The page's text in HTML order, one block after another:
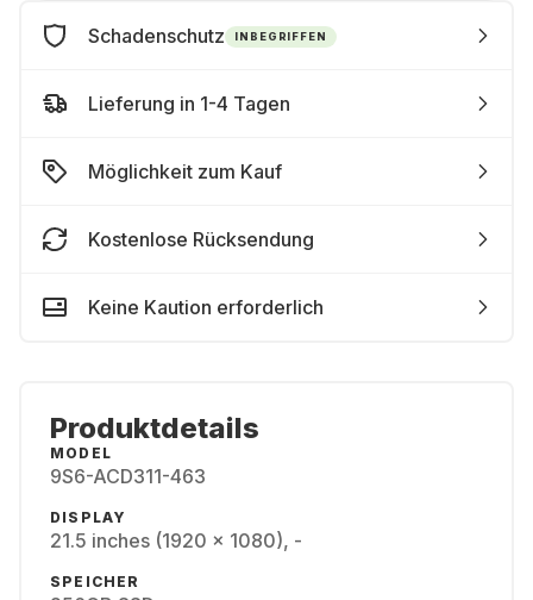
Schadenschutz INBEGRIFFEN
Lieferung in 1-4 Tagen
Möglichkeit zum Kauf
Kostenlose Rücksendung
Keine Kaution erforderlich
Produktdetails
MODEL
9S6-ACD311-463
DISPLAY
21.5 inches (1920 x 1080), -
SPEICHER